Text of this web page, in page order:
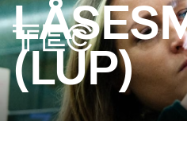
(LUP)